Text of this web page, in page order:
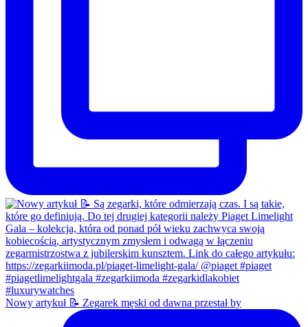
Nowy artykuł 📝 Zegarek męski od dawna przestał by